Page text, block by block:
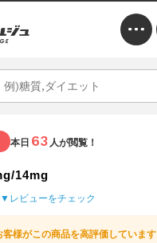
本日 63 人が閲覧！
14mg
▼レビューをチェック
客様がこの商品を高評価しています